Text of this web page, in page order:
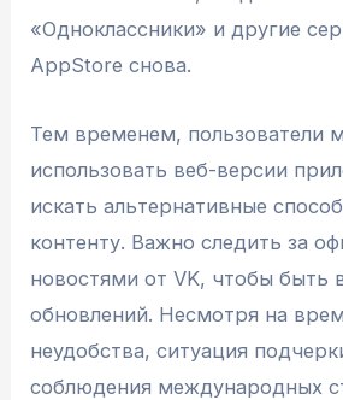
«Одноклассники» и другие
AppStore снова.
Тем временем, пользователи
использовать веб-версии
искать альтернативные
контенту. Важно следить за
новостями от VK, чтобы быть
обновлений. Несмотря на
неудобства, ситуация
соблюдения международных